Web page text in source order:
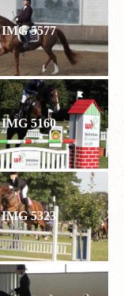
IMG 5577
IMG 5160
IMG 5323